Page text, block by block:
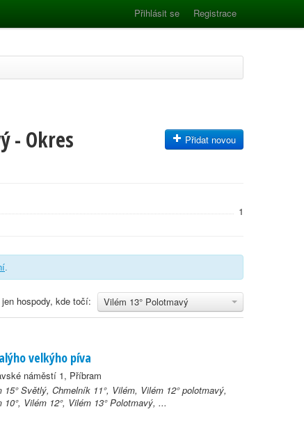
Přihlásit se Registrace
- Okres Přidat novou
1
.
Vilém 13° Polotmavý
hospody, kde točí:
velkýho píva
náměstí 1, Příbram
15° Světlý, Chmelník 11°, Vilém, Vilém 12° polotmavý,
10°, Vilém 12°, Vilém 13° Polotmavý, ...